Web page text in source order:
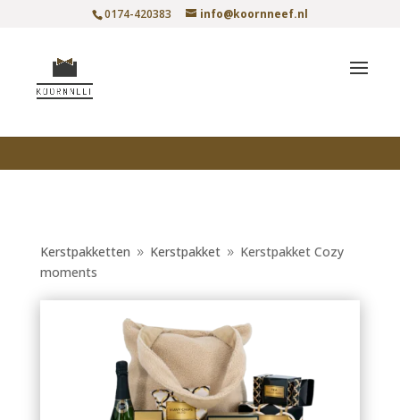
0174-420383 info@koornneef.nl
Kerstpakketten 9 Kerstpakket 9 Kerstpakket Cozy
moments